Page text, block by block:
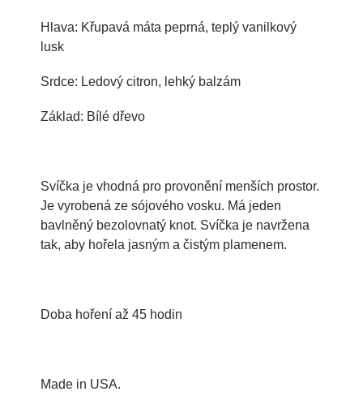
Hlava: Křupavá máta peprná, teplý vanilkový
lusk
Srdce: Ledový citron, lehký balzám
Základ: Bílé dřevo
Svíčka je vhodná pro provonění menších prostor.
Je vyrobená ze sójového vosku. Má jeden
bavlněný bezolovnatý knot. Svíčka je navržena
tak, aby hořela jasným a čistým plamenem.
Doba hoření až 45 hodin
Made in USA.